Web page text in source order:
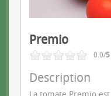
Premio
0.0/5
Description